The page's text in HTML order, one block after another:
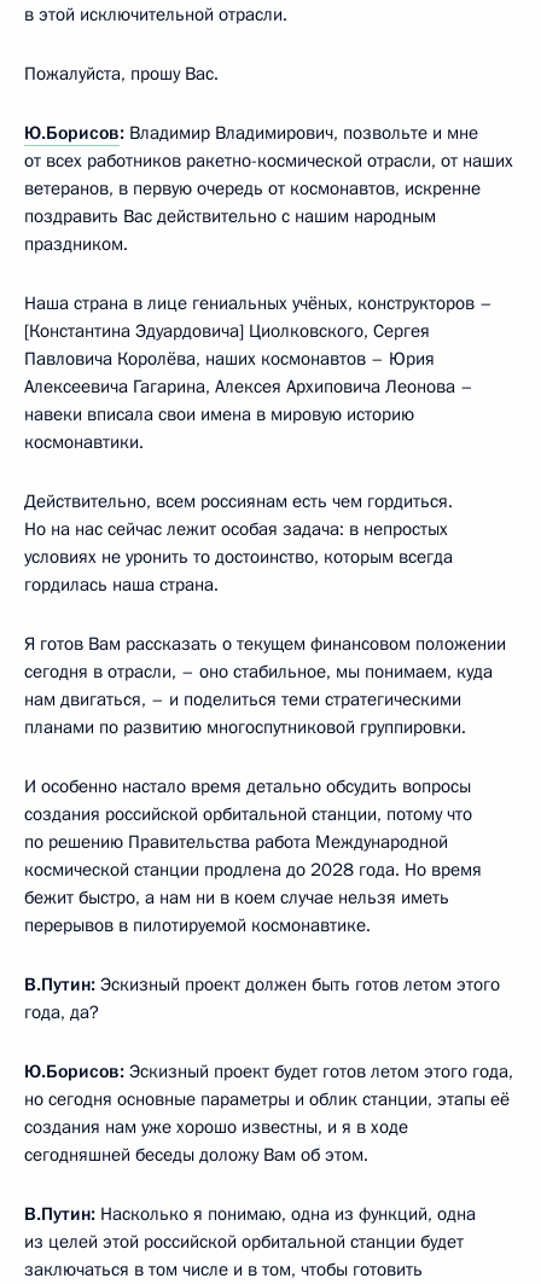
в этой исключительной отрасли.
Пожалуйста, прошу Вас.
Ю.Борисов: Владимир Владимирович, позвольте и мне
от всех работников ракетно-космической отрасли, от наших
ветеранов, в первую очередь от космонавтов, искренне
поздравить Вас действительно с нашим народным
праздником.
Наша страна в лице гениальных учёных, конструкторов –
[Константина Эдуардовича] Циолковского, Сергея
Павловича Королёва, наших космонавтов – Юрия
Алексеевича Гагарина, Алексея Архиповича Леонова –
навеки вписала свои имена в мировую историю
космонавтики.
Действительно, всем россиянам есть чем гордиться.
Но на нас сейчас лежит особая задача: в непростых
условиях не уронить то достоинство, которым всегда
гордилась наша страна.
Я готов Вам рассказать о текущем финансовом положении
сегодня в отрасли, – оно стабильное, мы понимаем, куда
нам двигаться, – и поделиться теми стратегическими
планами по развитию многоспутниковой группировки.
И особенно настало время детально обсудить вопросы
создания российской орбитальной станции, потому что
по решению Правительства работа Международной
космической станции продлена до 2028 года. Но время
бежит быстро, а нам ни в коем случае нельзя иметь
перерывов в пилотируемой космонавтике.
В.Путин: Эскизный проект должен быть готов летом этого
года, да?
Ю.Борисов: Эскизный проект будет готов летом этого года,
но сегодня основные параметры и облик станции, этапы её
создания нам уже хорошо известны, и я в ходе
сегодняшней беседы доложу Вам об этом.
В.Путин: Насколько я понимаю, одна из функций, одна
из целей этой российской орбитальной станции будет
заключаться в том числе и в том, чтобы готовить